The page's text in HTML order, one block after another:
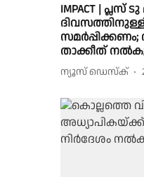
IMPACT | പ്ലസ്
താക്കീത്
ന്യൂസ് ഡെസ്ക്